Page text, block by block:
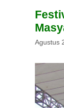
Agustus